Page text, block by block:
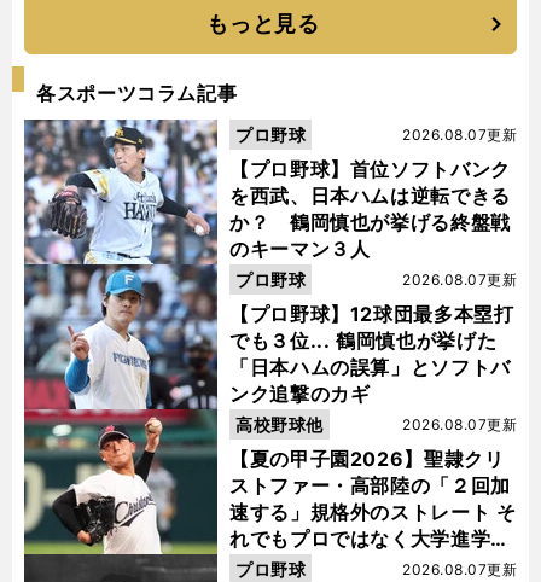
もっと見る
各スポーツコラム記事
【プロ野球】首位ソフトバンク
を西武、日本ハムは逆転できる
か？ 鶴岡慎也が挙げる終盤戦
のキーマン３人
2026.08.07更新
プロ野球
【プロ野球】12球団最多本塁打
でも３位... 鶴岡慎也が挙げた
「日本ハムの誤算」とソフトバ
ンク追撃のカギ
2026.08.07更新
プロ野球
【夏の甲子園2026】聖隷クリ
ストファー・高部陸の「２回加
速する」規格外のストレート そ
れでもプロではなく大学進学を
選ぶ理由
2026.08.07更新
高校野球他
2026.08.07更新
プロ野球